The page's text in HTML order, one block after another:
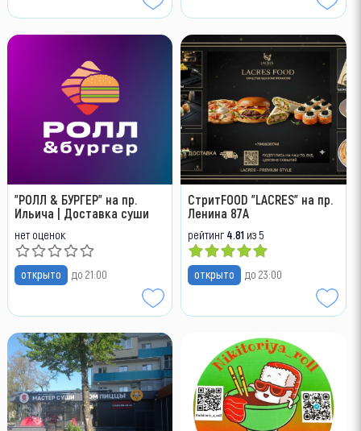
"РОЛЛ & БУРГЕР" на пр.
Ильича | Доставка суши
нет оценок
открыто до 21:00
СтритFOOD "LACRES" на пр.
Ленина 87А
рейтинг 4.81 из 5
открыто до 23:00